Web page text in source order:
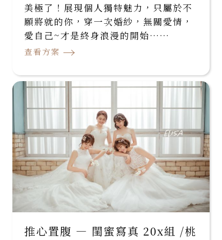
美極了！展現個人獨特魅力，只屬於不
願將就的你，穿一次婚紗，無關愛情，
愛自己~才是終身浪漫的開始……
查看方案 →
推心置腹 — 閨蜜寫真 20x組 /桃